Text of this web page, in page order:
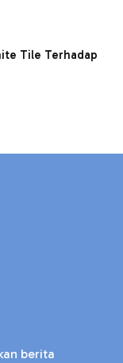
Tile Terhadap
berita